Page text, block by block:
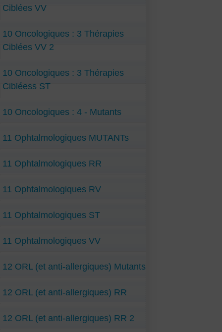
Ciblées VV
10 Oncologiques : 3 Thérapies
Ciblées VV 2
10 Oncologiques : 3 Thérapies
Cibléess ST
10 Oncologiques : 4 - Mutants
11 Ophtalmologiques MUTANTs
11 Ophtalmologiques RR
11 Ophtalmologiques RV
11 Ophtalmologiques ST
11 Ophtalmologiques VV
12 ORL (et anti-allergiques) Mutants
12 ORL (et anti-allergiques) RR
12 ORL (et anti-allergiques) RR 2